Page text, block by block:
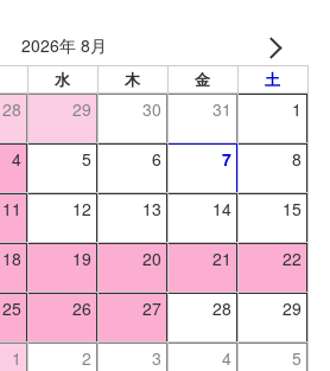
2026年 8月
水 木 金 土
28 29 30 31 1
4 5 6 7 8
11 12 13 14 15
18 19 20 21 22
25 26 27 28 29
1 2 3 4 5